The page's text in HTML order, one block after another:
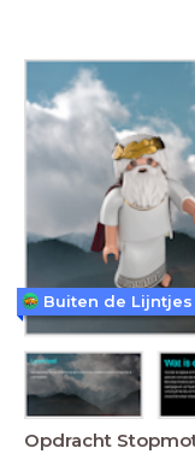
Opdracht
Buiten de Lijntjes